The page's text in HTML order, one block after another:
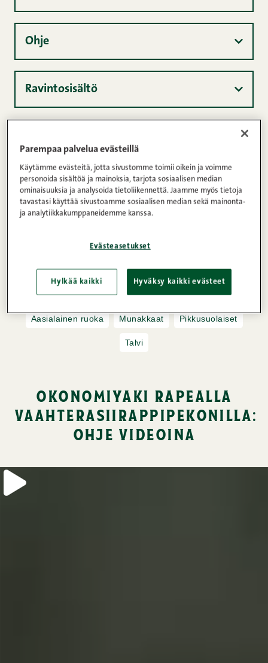
Ohje
Ravintosisältö
täydellinen yhdistelmä rapeaa, pehmeää, makeaa
ja suolaista! Tässä reseptissä mehevä
kaalipannukakku kohtaa makeaksi paahtuneen
pekonin ja täyteläiset kastikkeet. Herkuttele arjen
monipuolisuudellaan!
Maidoton, Pekoni
Aasialainen ruoka Munakkaat Pikkusuolaiset
Talvi
okonomiyaki rapealla
vaahterasiirappipekonilla:
ohje videoina
Parempaa palvelua evästeillä
Käytämme evästeitä, jotta sivustomme toimii oikein ja voimme
personoida sisältöä ja mainoksia, tarjota sosiaalisen median
ominaisuuksia ja analysoida tietoliikennettä. Jaamme myös tietoja
tavastasi käyttää sivustoamme sosiaalisen median sekä mainonta-
ja analytiikkakumppaneidemme kanssa.
Evästeasetukset
Hylkää kaikki Hyväksy kaikki evästeet